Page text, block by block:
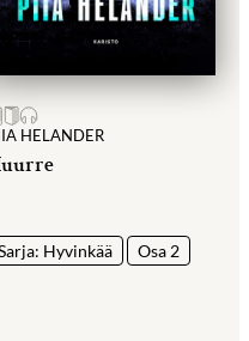
HELANDER
Hyvinkää Osa 2